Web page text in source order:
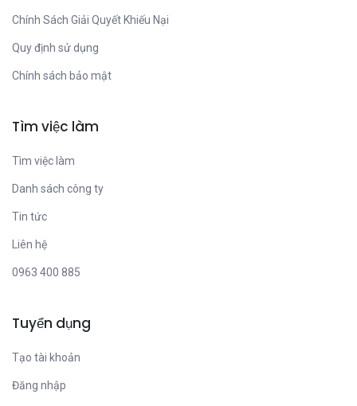
Chính Sách Giải Quyết Khiếu Nại
Quy định sử dụng
Chính sách bảo mật
Tìm việc làm
Tìm việc làm
Danh sách công ty
Tin tức
Liên hệ
0963 400 885
Tuyển dụng
Tạo tài khoản
Đăng nhập